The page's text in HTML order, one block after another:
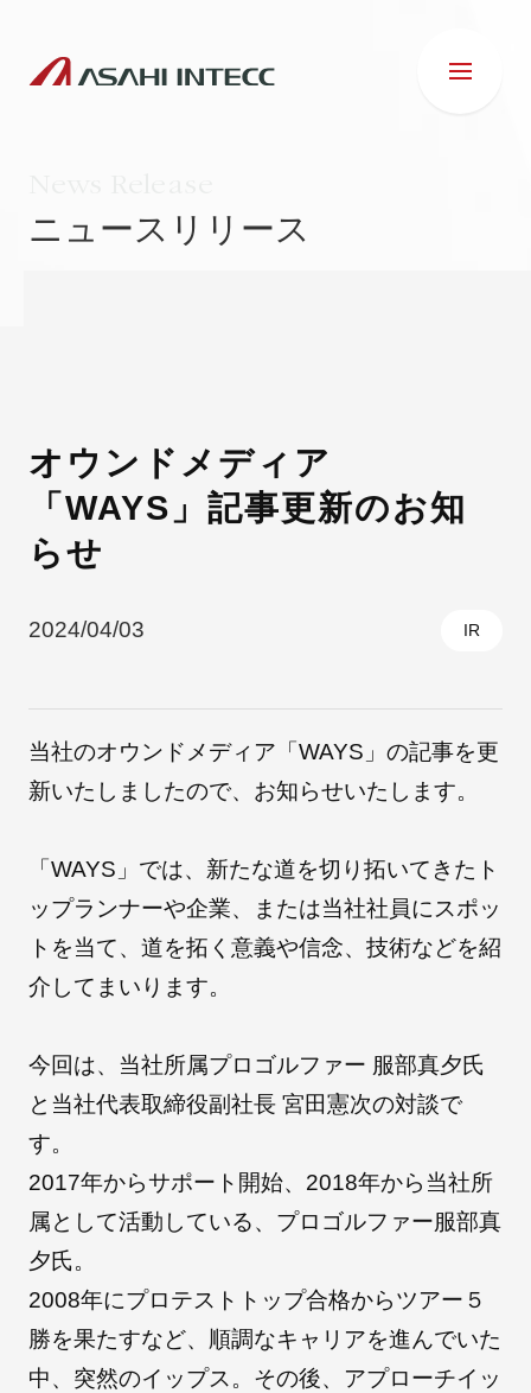
やさしくわかる病気と治療
ニュースリリース
医療関係の皆さまへ
メディア情報
ニュースリリース
オウンドメディア
「WAYS」記事更新のお知
らせ
2024/04/03 IR
当社のオウンドメディア「WAYS」の記事を更
新いたしましたので、お知らせいたします。
「WAYS」では、新たな道を切り拓いてきたト
ップランナーや企業、または当社社員にスポッ
トを当て、道を拓く意義や信念、技術などを紹
介してまいります。
今回は、当社所属プロゴルファー 服部真夕氏
と当社代表取締役副社長 宮田憲次の対談で
す。
2017年からサポート開始、2018年から当社所
属として活動している、プロゴルファー服部真
夕氏。
2008年にプロテストトップ合格からツアー５
勝を果たすなど、順調なキャリアを進んでいた
中、突然のイップス。その後、アプローチイッ